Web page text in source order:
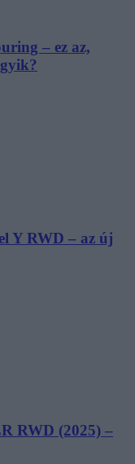
– ez az,
Y RWD – az új
RWD (2025) –